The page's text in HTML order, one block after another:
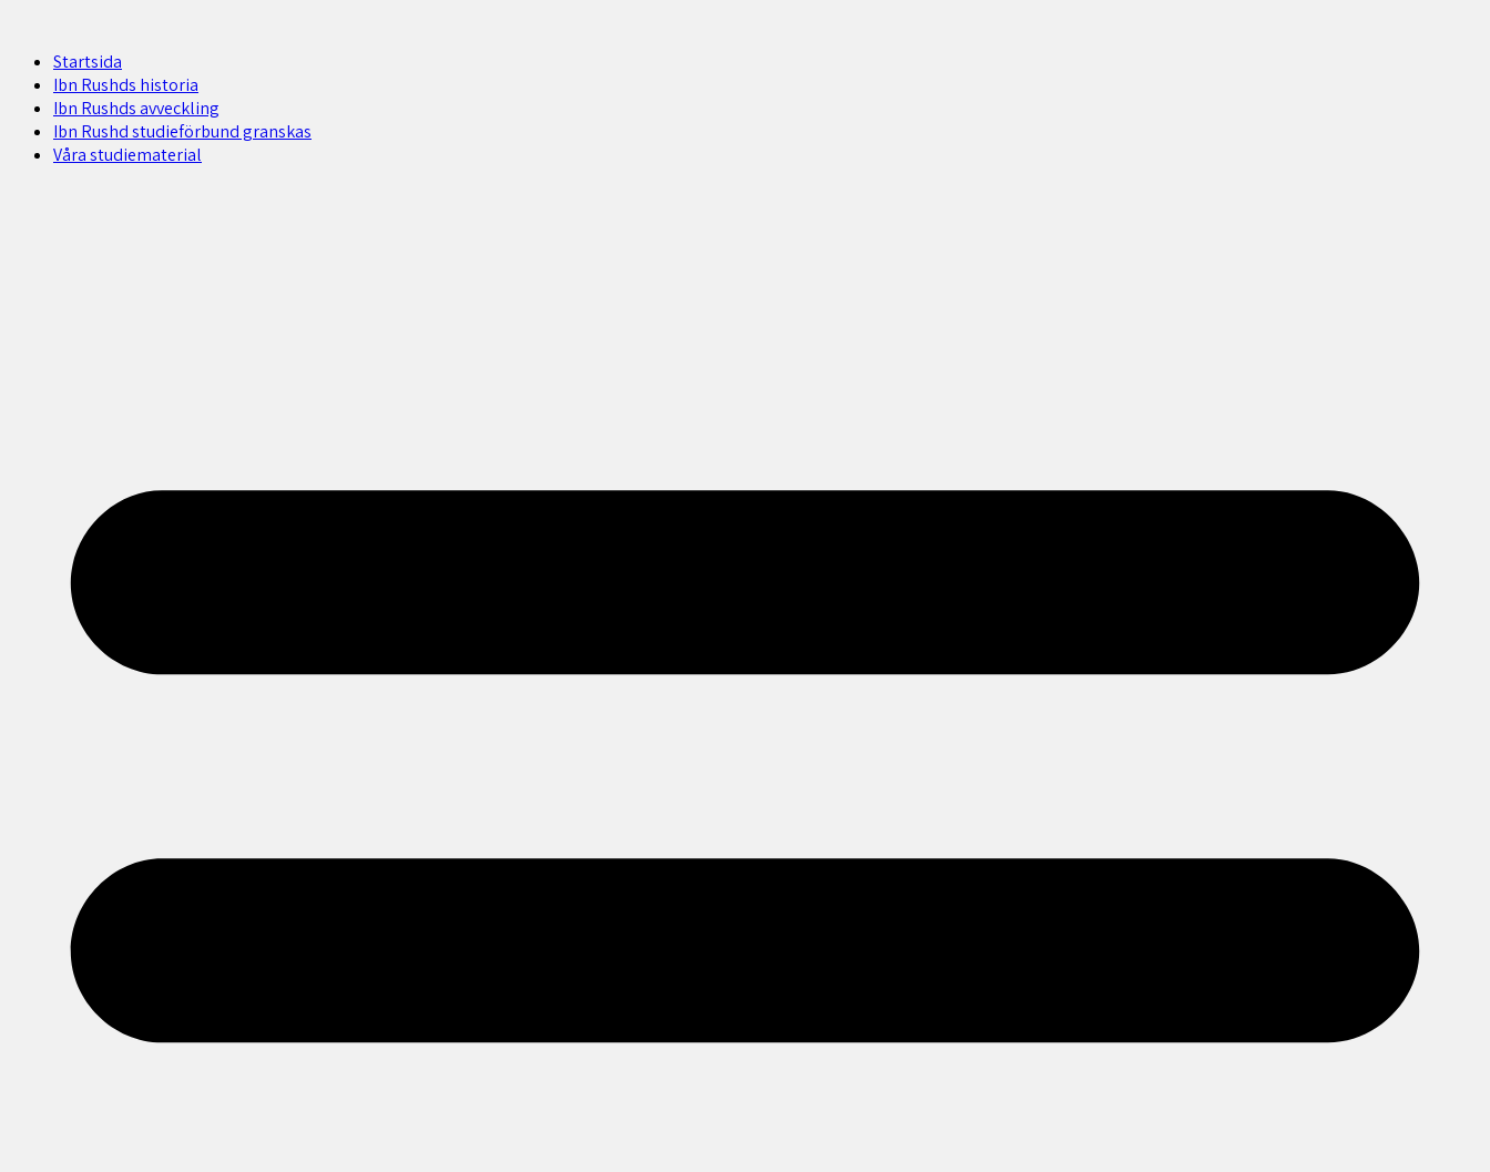
Startsida
Ibn Rushds historia
Ibn Rushds avveckling
Ibn Rushd studieförbund granskas​
Våra studiematerial